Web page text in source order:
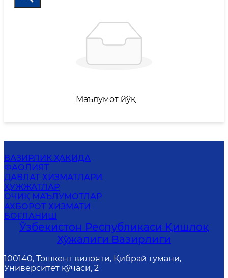
Маълумот йўқ
ВАЗИРЛИК ҲАҚИДА
ФАОЛИЯТ
ДАВЛАТ ХИЗМАТЛАРИ
ҲУЖЖАТЛАР
ОЧИҚ МАЪЛУМОТЛАР
АХБОРОТ ХИЗМАТИ
БОҒЛАНИШ
Ўзбекистон Республикаси Қишлоқ
Хўжалиги Вазирлиги
100140, Тошкент вилояти, Қибрай тумани,
Университет кўчаси, 2